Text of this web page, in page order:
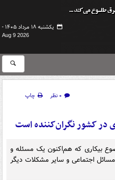
یکشنبه ۱۸ مرداد ۱۴۰۵ -
Aug 9 2026
۰ نظر
چاپ
در کشور نگران‌کننده است
بیکاری که هم‌اکنون یک مسئله و
اجتماعی و سایر مشکلات دیگر